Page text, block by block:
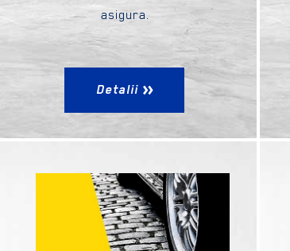
asigura.
Detalii